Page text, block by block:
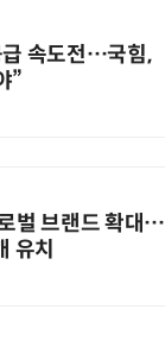
급 속도전…국힘,
”
벌 브랜드 확대…
유치